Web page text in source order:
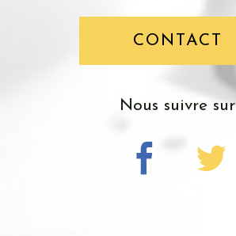
CONTACT
nous suivre sur